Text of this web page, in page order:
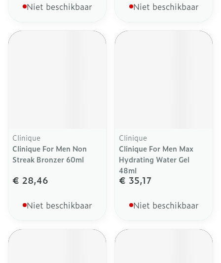
Niet beschikbaar Niet beschikbaar
Clinique
Clinique For Men Non
Streak Bronzer 60ml
€ 28,46
Niet beschikbaar
Clinique
Clinique For Men Max
Hydrating Water Gel
48ml
€ 35,17
Niet beschikbaar